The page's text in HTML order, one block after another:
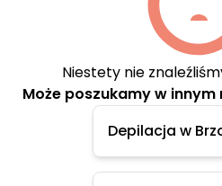
Niestety nie
Może poszukamy w
Depilacja w